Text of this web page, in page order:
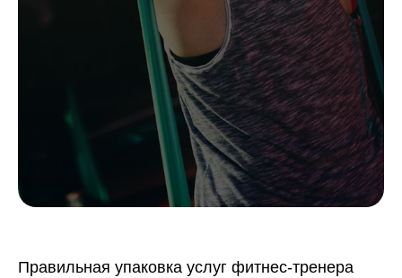
Правильная упаковка услуг фитнес-тренера